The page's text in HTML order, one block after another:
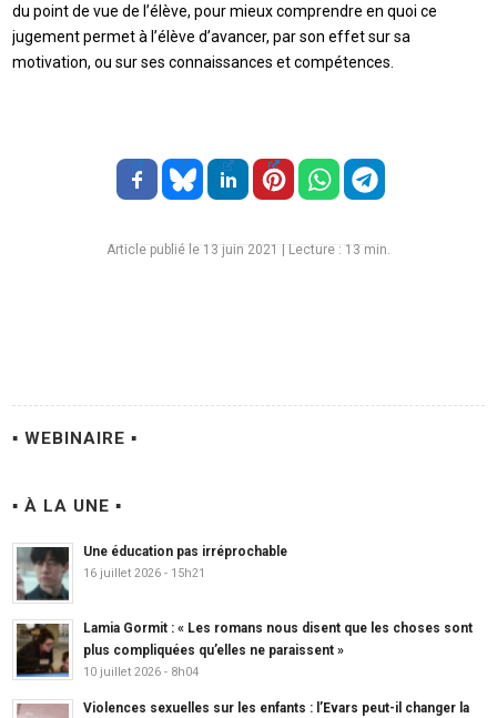
du point de vue de l’élève, pour mieux comprendre en quoi ce
jugement permet à l’élève d’avancer, par son effet sur sa
motivation, ou sur ses connaissances et compétences.
Article publié le 13 juin 2021|Lecture : 13 min.
▪ WEBINAIRE ▪
▪ À LA UNE ▪
Une éducation pas irréprochable
16 juillet 2026 - 15h21
Lamia Gormit : « Les romans nous disent que les choses sont
plus compliquées qu’elles ne paraissent »
10 juillet 2026 - 8h04
Violences sexuelles sur les enfants : l’Evars peut-il changer la